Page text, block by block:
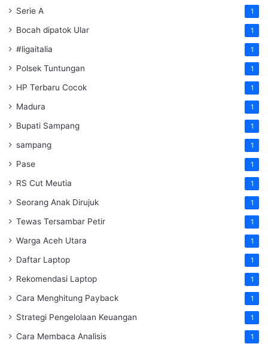
Serie A 1
Bocah dipatok Ular 1
#ligaitalia 1
Polsek Tuntungan 1
HP Terbaru Cocok 1
Madura 1
Bupati Sampang 1
sampang 1
Pase 1
RS Cut Meutia 1
Seorang Anak Dirujuk 1
Tewas Tersambar Petir 1
Warga Aceh Utara 1
Daftar Laptop 1
Rekomendasi Laptop 1
Cara Menghitung Payback 1
Strategi Pengelolaan Keuangan 1
Cara Membaca Analisis 1